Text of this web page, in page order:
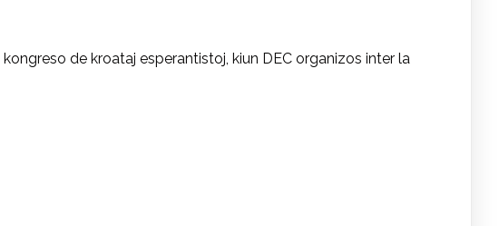
de kroataj esperantistoj, kiun DEC organizos inter la